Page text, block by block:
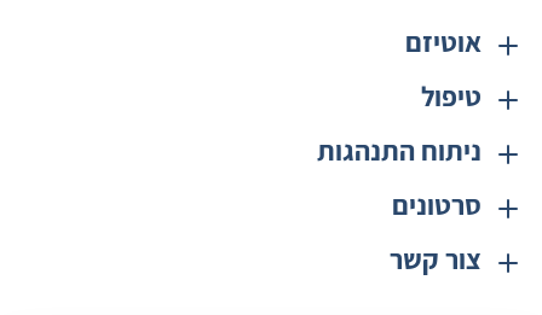
אוטיזם
טיפול
ניתוח התנהגות
סרטונים
צור קשר